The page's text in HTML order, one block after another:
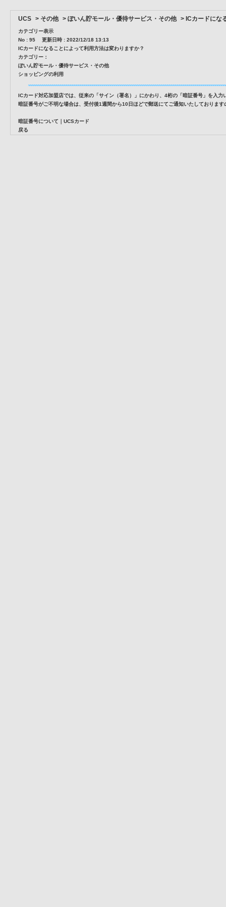
UCS > その他 > ぽいん貯モール・優待サービス・その他 > ICカードにな
カテゴリー表示
No : 95
更新日時 : 2022/12/18 13:13
ICカードになることによって利用方法は変わりますか？
カテゴリー：
ぽいん貯モール・優待サービス・その他
ショッピングの利用
ICカード対応加盟店では、従来の「サイン（署名）」にかわり、4桁の「暗証番号」を入力
暗証番号がご不明な場合は、受付後1週間から10日ほどで郵送にてご通知いたしておりま
暗証番号について｜UCSカード
戻る